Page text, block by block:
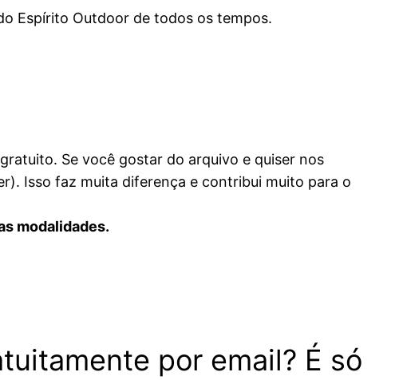
Espírito Outdoor de todos os tempos.
Se você gostar do arquivo e quiser nos
Isso faz muita diferença e contribui muito para o
modalidades.
por email? É só